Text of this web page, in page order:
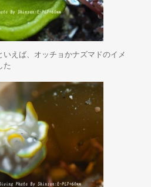
えば、オッチョかナズマドのイメ
た